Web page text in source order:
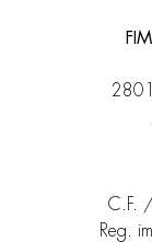
C.F.
Reg.